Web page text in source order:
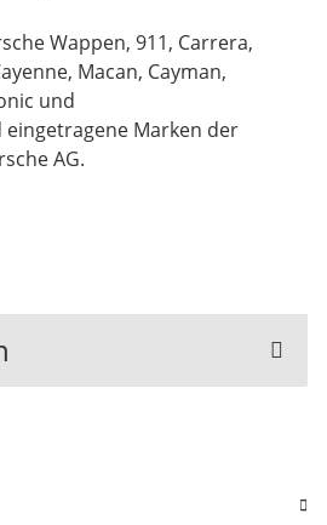
Wappen, 911, Carrera,
Macan, Cayman,
und
Marken der
AG.